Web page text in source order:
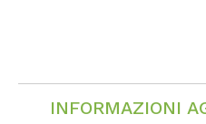
INFORMAZIONI